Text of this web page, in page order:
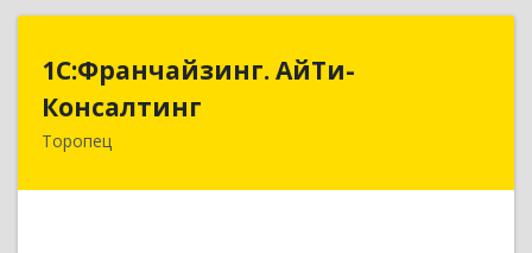
1С:Франчайзинг. АйТи-
Консалтинг
Торопец
1С:Франчайзинг. АйТи-
Консалтинг
172840, Тверская обл, Торопец г, Гоголя ул,